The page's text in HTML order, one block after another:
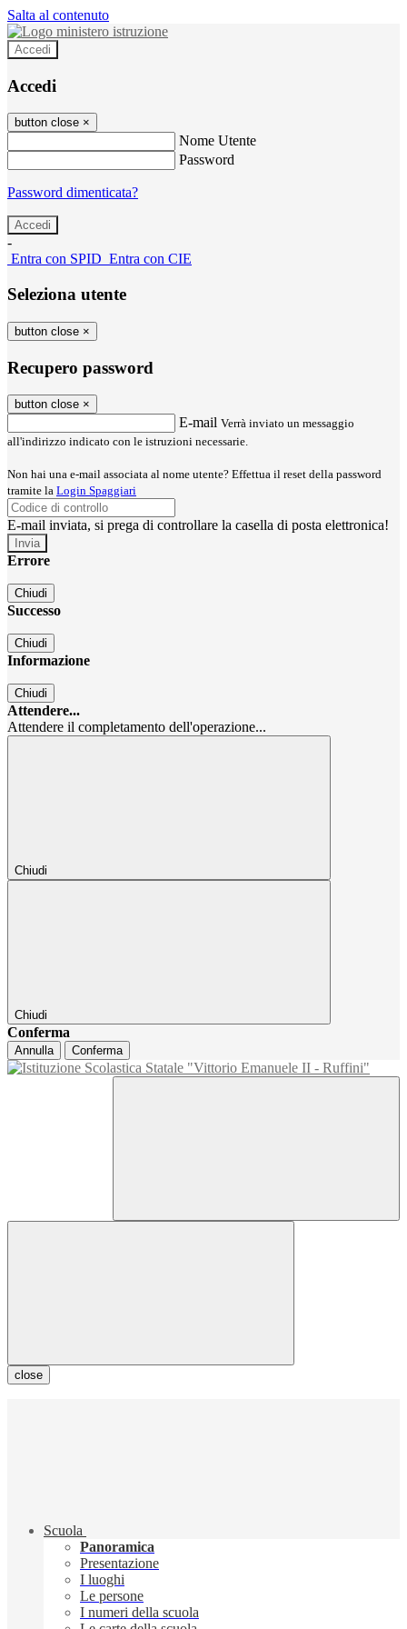
Salta al contenuto
Accedi
Accedi
button close ×
Nome Utente
Password
Password dimenticata?
-
Entra con SPID Entra con CIE
Seleziona utente
button close ×
Recupero password
button close ×
E-mail Verrà inviato un messaggio
all'indirizzo indicato con le istruzioni necessarie.
Non hai una e-mail associata al nome utente? Effettua il reset della password
tramite la Login Spaggiari
E-mail inviata, si prega di controllare la casella di posta elettronica!
Errore
Chiudi
Successo
Chiudi
Informazione
Chiudi
Attendere...
Attendere il completamento dell'operazione...
Chiudi
Chiudi
Conferma
Annulla Conferma
close
Scuola
Panoramica
Presentazione
I luoghi
Le persone
I numeri della scuola